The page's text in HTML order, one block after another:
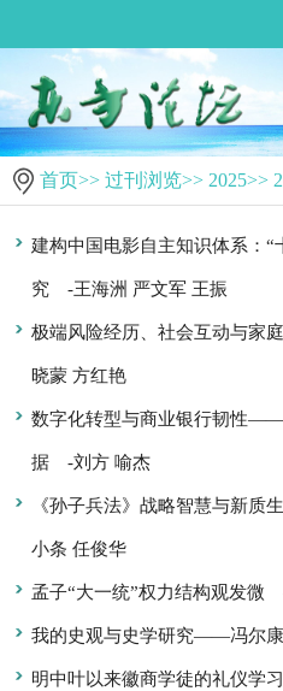
首页>> 过刊浏览>> 2025>>
建构中国电影自主知识体系：
究-王海洲 严文军 王振
极端风险经历、社会互动与
晓蒙 方红艳
数字化转型与商业银行韧性
据-刘方 喻杰
《孙子兵法》战略智慧与新
小条 任俊华
孟子“大一统”权力结构观发微
我的史观与史学研究——冯尔
明中叶以来徽商学徒的礼仪